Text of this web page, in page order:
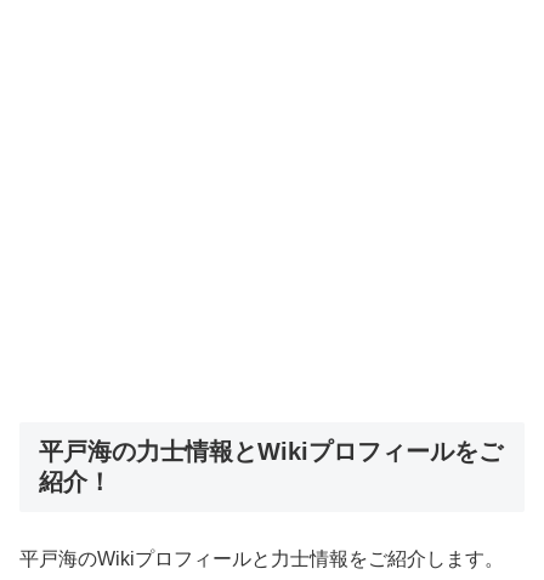
平戸海の力士情報とWikiプロフィールをご
紹介！
平戸海のWikiプロフィールと力士情報をご紹介します。